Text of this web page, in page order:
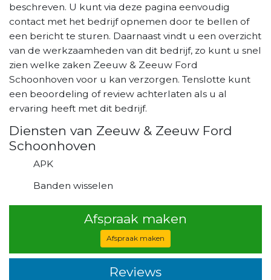
beschreven. U kunt via deze pagina eenvoudig
contact met het bedrijf opnemen door te bellen of
een bericht te sturen. Daarnaast vindt u een overzicht
van de werkzaamheden van dit bedrijf, zo kunt u snel
zien welke zaken Zeeuw & Zeeuw Ford
Schoonhoven voor u kan verzorgen. Tenslotte kunt
een beoordeling of review achterlaten als u al
ervaring heeft met dit bedrijf.
Diensten van Zeeuw & Zeeuw Ford
Schoonhoven
APK
Banden wisselen
Afspraak maken
Afspraak maken
Reviews